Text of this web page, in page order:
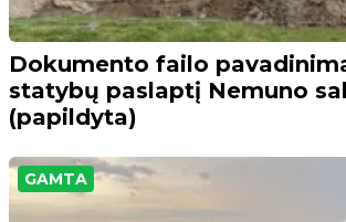
Dokumento failo
statybų paslaptį Nemuno
(papildyta)
GAMTA